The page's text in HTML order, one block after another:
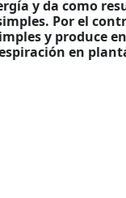
y da como
Por el
y produce
en